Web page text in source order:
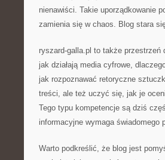
nienawiści. Takie uporządkowanie
zamienia się w chaos. Blog stara
ryszard-galla.pl to także przestrzeń
jak działają media cyfrowe,
jak rozpoznawać retoryczne
treści, ale też uczyć się, jak je
Tego typu kompetencje są dziś
informacyjne wymaga świadomego
Warto podkreślić, że blog jest